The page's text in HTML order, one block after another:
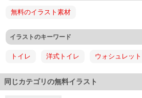
無料のイラスト素材
イラストのキーワード
トイレ 洋式トイレ ウォシュレット
同じカテゴリの無料イラスト